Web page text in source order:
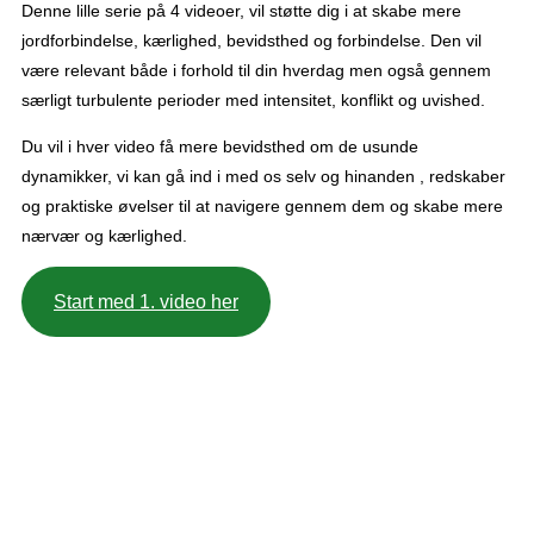
Denne lille serie på 4 videoer, vil støtte dig i at skabe mere
jordforbindelse, kærlighed, bevidsthed og forbindelse. Den vil
være relevant både i forhold til din hverdag men også gennem
særligt turbulente perioder med intensitet, konflikt og uvished.
Du vil i hver video få mere bevidsthed om de usunde
dynamikker, vi kan gå ind i med os selv og hinanden , redskaber
og praktiske øvelser til at navigere gennem dem og skabe mere
nærvær og kærlighed.
Start med 1. video her